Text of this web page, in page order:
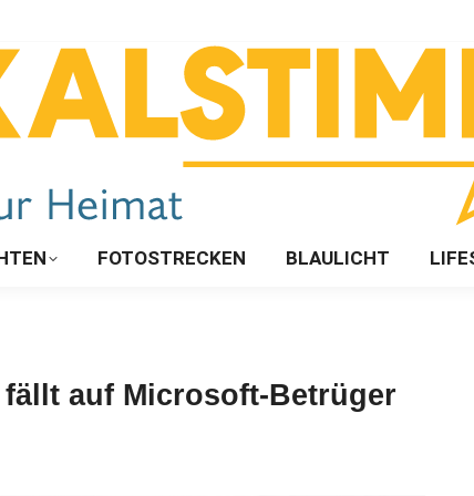
FOTOSTRECKEN BLAULICHT
auf Microsoft-Betrüger